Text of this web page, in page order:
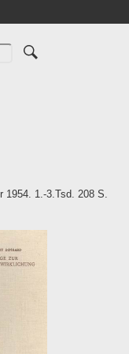
1954. 1.-3.Tsd. 208 S.